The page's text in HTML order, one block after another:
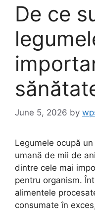
De ce
June 5, 2026 by
Legumele ocupă
umană de mii de
dintre cele mai
pentru organism.
alimentele
consumate în